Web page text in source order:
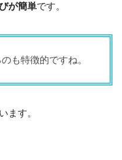
が簡単です。
も特徴的ですね。
ます。